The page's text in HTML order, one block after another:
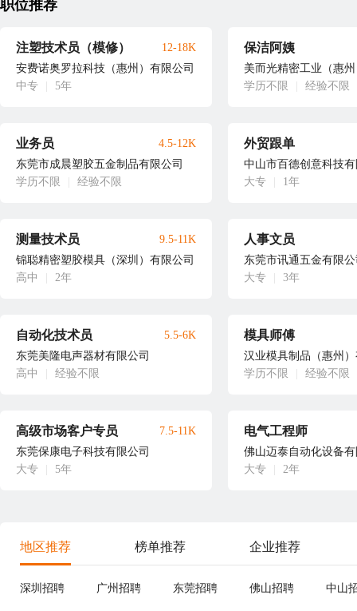
职位推荐
注塑技术员（模修）
安费诺奥罗拉科技（惠州）有限公司
中专
5年
12-18K 保洁阿姨
美而光精密工业（惠
学历不限
经验不限
业务员
东莞市成晨塑胶五金制品有限公司
学历不限
经验不限
4.5-12K 外贸跟单
中山市百德创意科技
大专
1年
测量技术员
锦聪精密塑胶模具（深圳）有限公司
高中
2年
9.5-11K 人事文员
东莞市讯通五金有限
大专
3年
自动化技术员
东莞美隆电声器材有限公司
高中
经验不限
5.5-6K 模具师傅
汉业模具制品（惠州
学历不限
经验不限
高级市场客户专员
东莞保康电子科技有限公司
大专
5年
7.5-11K 电气工程师
佛山迈泰自动化设备
大专
2年
地区推荐 榜单推荐 企业推荐
深圳招聘 广州招聘 东莞招聘 佛山招聘 中山